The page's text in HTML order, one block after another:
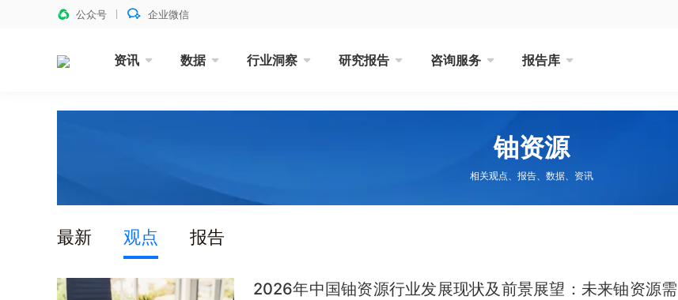
公众号 企业微信
资讯 数据 行业洞察 研究报告 咨询服务 报告库
铀资源
相关观点、报告、数据、资讯
最新 观点 报告
2026年中国铀资源行业发展现状及前景展望：未来铀资源需